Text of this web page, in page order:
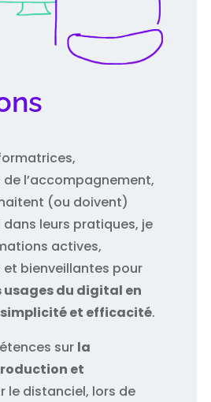
de l’accompagnement,
(ou doivent)
leurs pratiques, je
actives,
bienveillantes pour
usages du digital en
et efficacité.
sur la
et
le distanciel, lors de